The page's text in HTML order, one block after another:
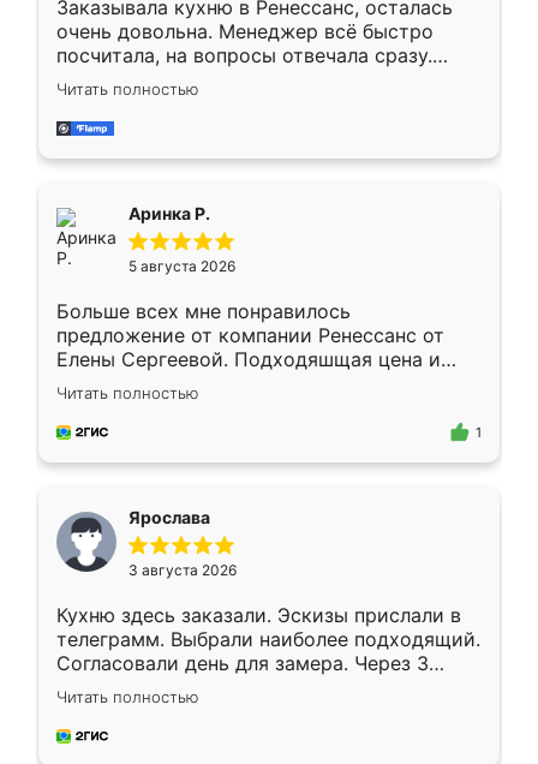
Заказывала кухню в Ренессанс, осталась
очень довольна. Менеджер всё быстро
посчитала, на вопросы отвечала сразу.
Замерщик приехал в субботу, подошёл к
делу со всей ответственностью. Собрали
за день, ребята работали аккуратно, даже
Читать полностью
Аринка Р.
5 августа 2026
Больше всех мне понравилось
предложение от компании Ренессанс от
Елены Сергеевой. Подходяшщая цена и
короткие сроки изготовления. Приехавший
для замера сотрудник Владислав
предложил по моему эскизу самый
Читать полностью
1
Ярослава
3 августа 2026
Кухню здесь заказали. Эскизы прислали в
телеграмм. Выбрали наиболее подходящий.
Согласовали день для замера. Через 3
недели кухня была уже готова. Остались
довольны работой. Спасибо Ренессанс
мебель за качественную работу!
Читать полностью